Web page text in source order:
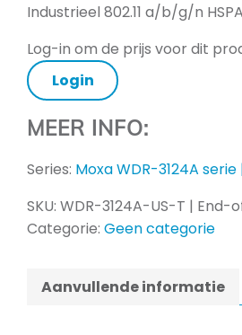
Industrieel 802.11 a/b/g/n
Log-in om de prijs voor dit
Login
MEER INFO:
Series: Moxa WDR-3124A
SKU: WDR-3124A-US-T | End-
Categorie: Geen categorie
Aanvullende informatie